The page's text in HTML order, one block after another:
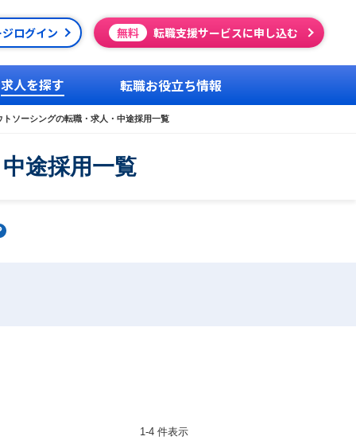
ログイン 無料 転職支援サービスに申し込む
求人を探す 転職お役立ち情報
トソーシングの転職・求人・中途採用一覧
途採用一覧
1-4 件表示